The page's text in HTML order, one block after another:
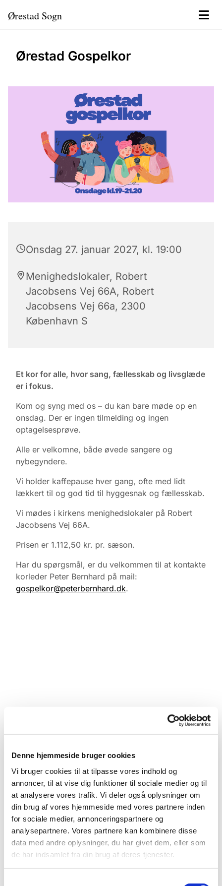
Denne hjemmeside bruger cookies
Vi bruger cookies til at tilpasse vores indhold og
annoncer, til at vise dig funktioner til sociale medier og til
at analysere vores trafik. Vi deler også oplysninger om
din brug af vores hjemmeside med vores partnere inden
for sociale medier, annonceringspartnere og
analysepartnere. Vores partnere kan kombinere disse
data med andre oplysninger, du har givet dem, eller som
de har indsamlet fra din brug af deres tjenester.
Ørestad Sogn
Ørestad Gospelkor
Onsdag 27. januar 2027, kl. 19:00
Menighedslokaler, Robert
Jacobsens Vej 66A, Robert
Jacobsens Vej 66a, 2300
København S
Et kor for alle, hvor sang, fællesskab og livsglæde
er i fokus.
Kom og syng med os – du kan bare møde op en
onsdag. Der er ingen tilmelding og ingen
optagelsesprøve.
Alle er velkomne, både øvede sangere og
nybegyndere.
Vi holder kaffepause hver gang, ofte med lidt
lækkert til og god tid til hyggesnak og fællesskab.
Vi mødes i kirkens menighedslokaler på Robert
Jacobsens Vej 66A.
Prisen er 1.112,50 kr. pr. sæson.
Har du spørgsmål, er du velkommen til at kontakte
korleder Peter Bernhard på mail:
gospelkor@peterbernhard.dk.
Du vil måske også kunne
lide...